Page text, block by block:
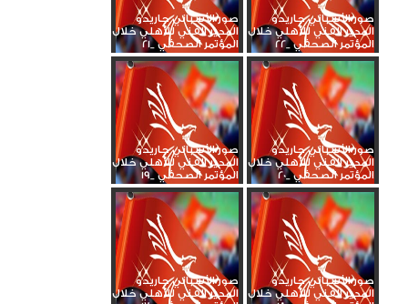
صور الأسباني جاريدو
المدير الفني للأهلي خلال
المؤتمر الصحفي _22
صور الأسباني جاريدو
المدير الفني للأهلي خلال
المؤتمر الصحفي _21
صور الأسباني جاريدو
المدير الفني للأهلي خلال
المؤتمر الصحفي _20
صور الأسباني جاريدو
المدير الفني للأهلي خلال
المؤتمر الصحفي _19
صور الأسباني جاريدو
المدير الفني للأهلي خلال
صور الأسباني جاريدو
المدير الفني للأهلي خلال